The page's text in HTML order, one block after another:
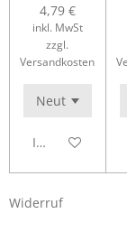
4,79 €
inkl. MwSt
zzgl.
Versandkosten
In den
Widerruf